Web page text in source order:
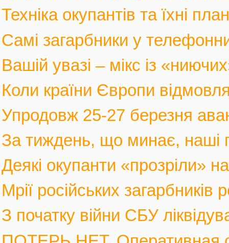
Техніка окупантів та їхні
Самі загарбники у
Вашій увазі – мікс із
Коли країни Європи
Упродовж 25-27 березня
За тиждень, що минає, наші
Деякі окупанти «прозріли»
Мрії російських
З початку війни СБУ